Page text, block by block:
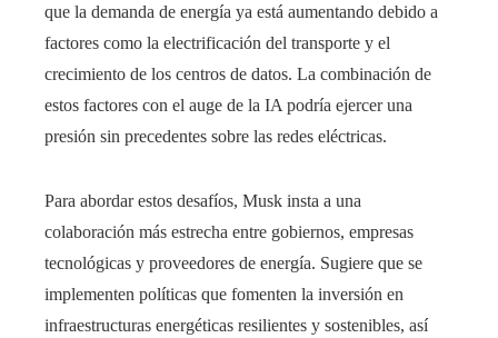
que la demanda de energía ya está aumentando debido a
factores como la electrificación del transporte y el
crecimiento de los centros de datos. La combinación de
estos factores con el auge de la IA podría ejercer una
presión sin precedentes sobre las redes eléctricas.​
Para abordar estos desafíos, Musk insta a una
colaboración más estrecha entre gobiernos, empresas
tecnológicas y proveedores de energía. Sugiere que se
implementen políticas que fomenten la inversión en
infraestructuras energéticas resilientes y sostenibles, así